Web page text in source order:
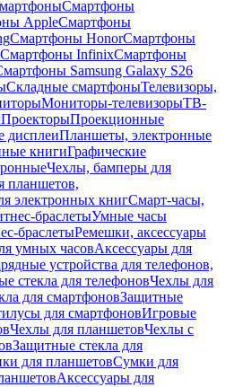
Смартфоны
AppleСмартфоны
Смартфоны HonorСмартфоны
Смартфоны InfinixСмартфоны
Samsung Galaxy S26
Складные смартфоныТелевизоры,
Мониторы-телевизорыТВ-
ПроекторыПроекционные
дисплеиПланшеты, электронные
книгиГрафические
Чехлы, бамперы для
планшетов,
электронных книгСмарт-часы,
браслетыУмные часы
браслетыРемешки, аксессуары
умных часовАксессуары для
устройства для телефонов,
стекла для телефоновЧехлы для
для смартфоновЗащитные
для смартфоновИгровые
Чехлы для планшетовЧехлы с
Защитные стекла для
для планшетовСумки для
Аксессуары для